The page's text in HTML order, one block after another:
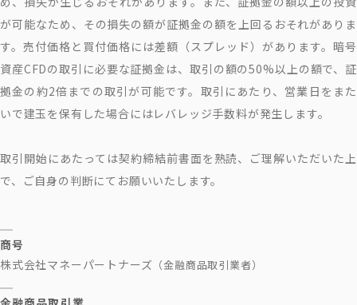
が可能なため、その損失の額が証拠金の額を上回るおそれがありま
す。売付価格と買付価格には差額（スプレッド）があります。暗号
資産CFDの取引に必要な証拠金は、取引の額の50%以上の額で、証
拠金の約2倍までの取引が可能です。取引にあたり、営業日をまた
いで建玉を保有した場合にはレバレッジ手数料が発生します。
取引開始にあたっては契約締結前書面を熟読、ご理解いただいた上
で、ご自身の判断にてお願いいたします。
商号
株式会社マネーパートナーズ （金融商品取引業者）